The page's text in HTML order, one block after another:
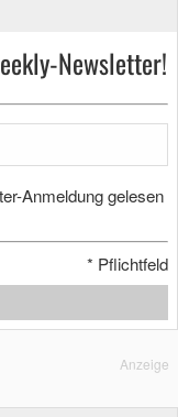
Newsletter!
Anmeldung gelesen
* Pflichtfeld
Anzeige